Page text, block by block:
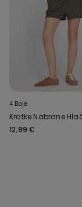
4 Boje
Kratke Nabrane
12,99 €